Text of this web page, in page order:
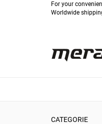
For your
Worldwide
CATEGORIE